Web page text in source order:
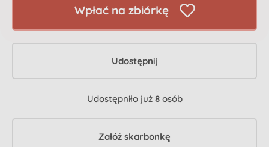
Wpłać na zbiórkę
Udostępnij
Udostępniło już 8osób
Załóż skarbonkę